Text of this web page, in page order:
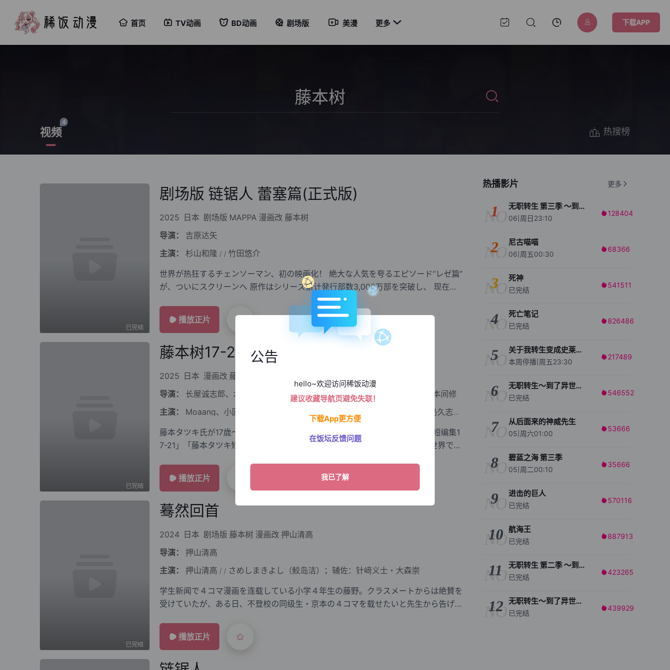
首页 TV动画 BD动画 剧场版 美漫 更多  下载APP
视频
4
热搜榜
已完结
剧场版 链锯人 蕾塞篇(正式版)
2025 日本 剧场版 MAPPA 漫画改 藤本树
导演：
吉原达矢
主演：
杉山和隆 / / 竹田悠介
世界が热狂するチェンソーマン、初の映画化！ 絶大な人気を夸るエピソード“レゼ篇”
が、ついにスクリーンへ 原作はシリーズ累计発行部数3,000万部を突破し、 现在
播放正片
已完结
藤本树17-26
2025 日本 漫画改 藤本树
导演：
长屋诚志郎、木村延景、武内宣之、安藤尚也、渡邉彻明、寺泽和晃、本间修
主演：
Moaang、小园菜穂、もりともこ、MYOUN、岛崎望、徳冈紘平、东岛久志、佐川遥
藤本タツキ氏が17歳～26歳の间に発表した読切作品を収録した「藤本タツキ短编集1
7-21」「藤本タツキ短编集22-26」。これらに収録された、人类が灭亡した世界で生
播放正片
已完结
蓦然回首
2024 日本 剧场版 藤本树 漫画改 押山清高
导演：
押山清高
主演：
押山清高 / / さめしまきよし（鮫岛洁）；辅佐：针﨑义士・大森崇
学生新闻で４コマ漫画を连载している小学４年生の藤野。クラスメートからは絶賛を
受けていたが、ある日、不登校の同级生・京本の４コマを载せたいと先生から告げら
播放正片
热播影片 更多
NO
1 无职转生 第三季 ～到了异世界就拿出真本事～
06|周日23:10
 128404
NO
2 尼古喵喵
06|周五00:30
 68366
NO
3 死神
已完结
 541511
NO
4 死亡笔记
已完结
 826486
NO
5 关于我转生变成史莱姆这档事 第四季
本周停播|周五23:30
 217489
NO
6 无职转生～到了异世界就拿出真本事～
已完结
 546552
NO
7 从后面来的神威先生
05|周六01:00
 53666
NO
8 碧蓝之海 第三季
05|周二00:10
 35666
NO
9 进击的巨人
已完结
 570116
NO
10 航海王
已完结
 887913
NO
11 无职转生 第二季 ～到了异世界就拿出真本事～
已完结
423265
NO
12 无职转生～到了异世界就拿出真本事～ 第2部分
已完结
439929
公告
hello~欢迎访问稀饭动漫
建议收藏导航页避免失联！
下载App更方便
在饭坛反馈问题